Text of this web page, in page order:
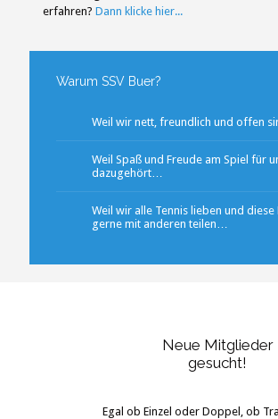
erfahren? Dann klicke hier...
Warum SSV Buer?
Weil wir nett, freundlich und offen
Weil Spaß und Freude am Spiel für
dazugehört…
Weil wir alle Tennis lieben und
gerne mit anderen teilen…
Neue Mitglieder
gesucht!
Egal ob Einzel oder Doppel, ob